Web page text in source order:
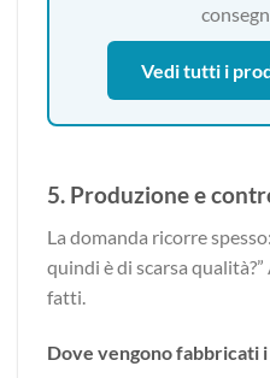
Vedi tutti i
5. Produzione e
La domanda ricorre
quindi è di scarsa
fatti.
Dove vengono fabbricati